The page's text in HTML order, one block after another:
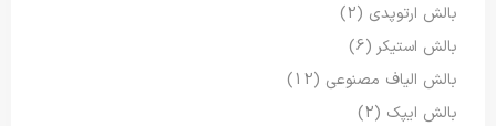
بالش ارتوپدی (2)
بالش استیکر (6)
بالش الیاف مصنوعی (12)
بالش ایپک (2)